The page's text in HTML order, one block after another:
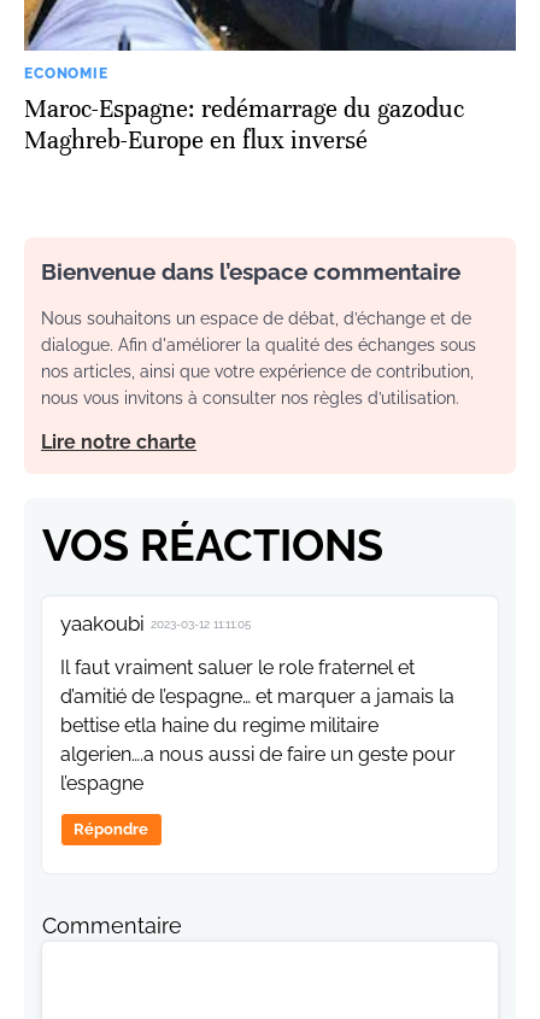
ECONOMIE
Maroc-Espagne: redémarrage du gazoduc
Maghreb-Europe en flux inversé
Bienvenue dans l’espace commentaire
Nous souhaitons un espace de débat, d’échange et de
dialogue. Afin d'améliorer la qualité des échanges sous
nos articles, ainsi que votre expérience de contribution,
nous vous invitons à consulter nos règles d’utilisation.
Lire notre charte
VOS RÉACTIONS
yaakoubi 2023-03-12 11:11:05
Il faut vraiment saluer le role fraternel et
d’amitié de l’espagne… et marquer a jamais la
bettise etla haine du regime militaire
algerien….a nous aussi de faire un geste pour
l’espagne
Répondre
Commentaire